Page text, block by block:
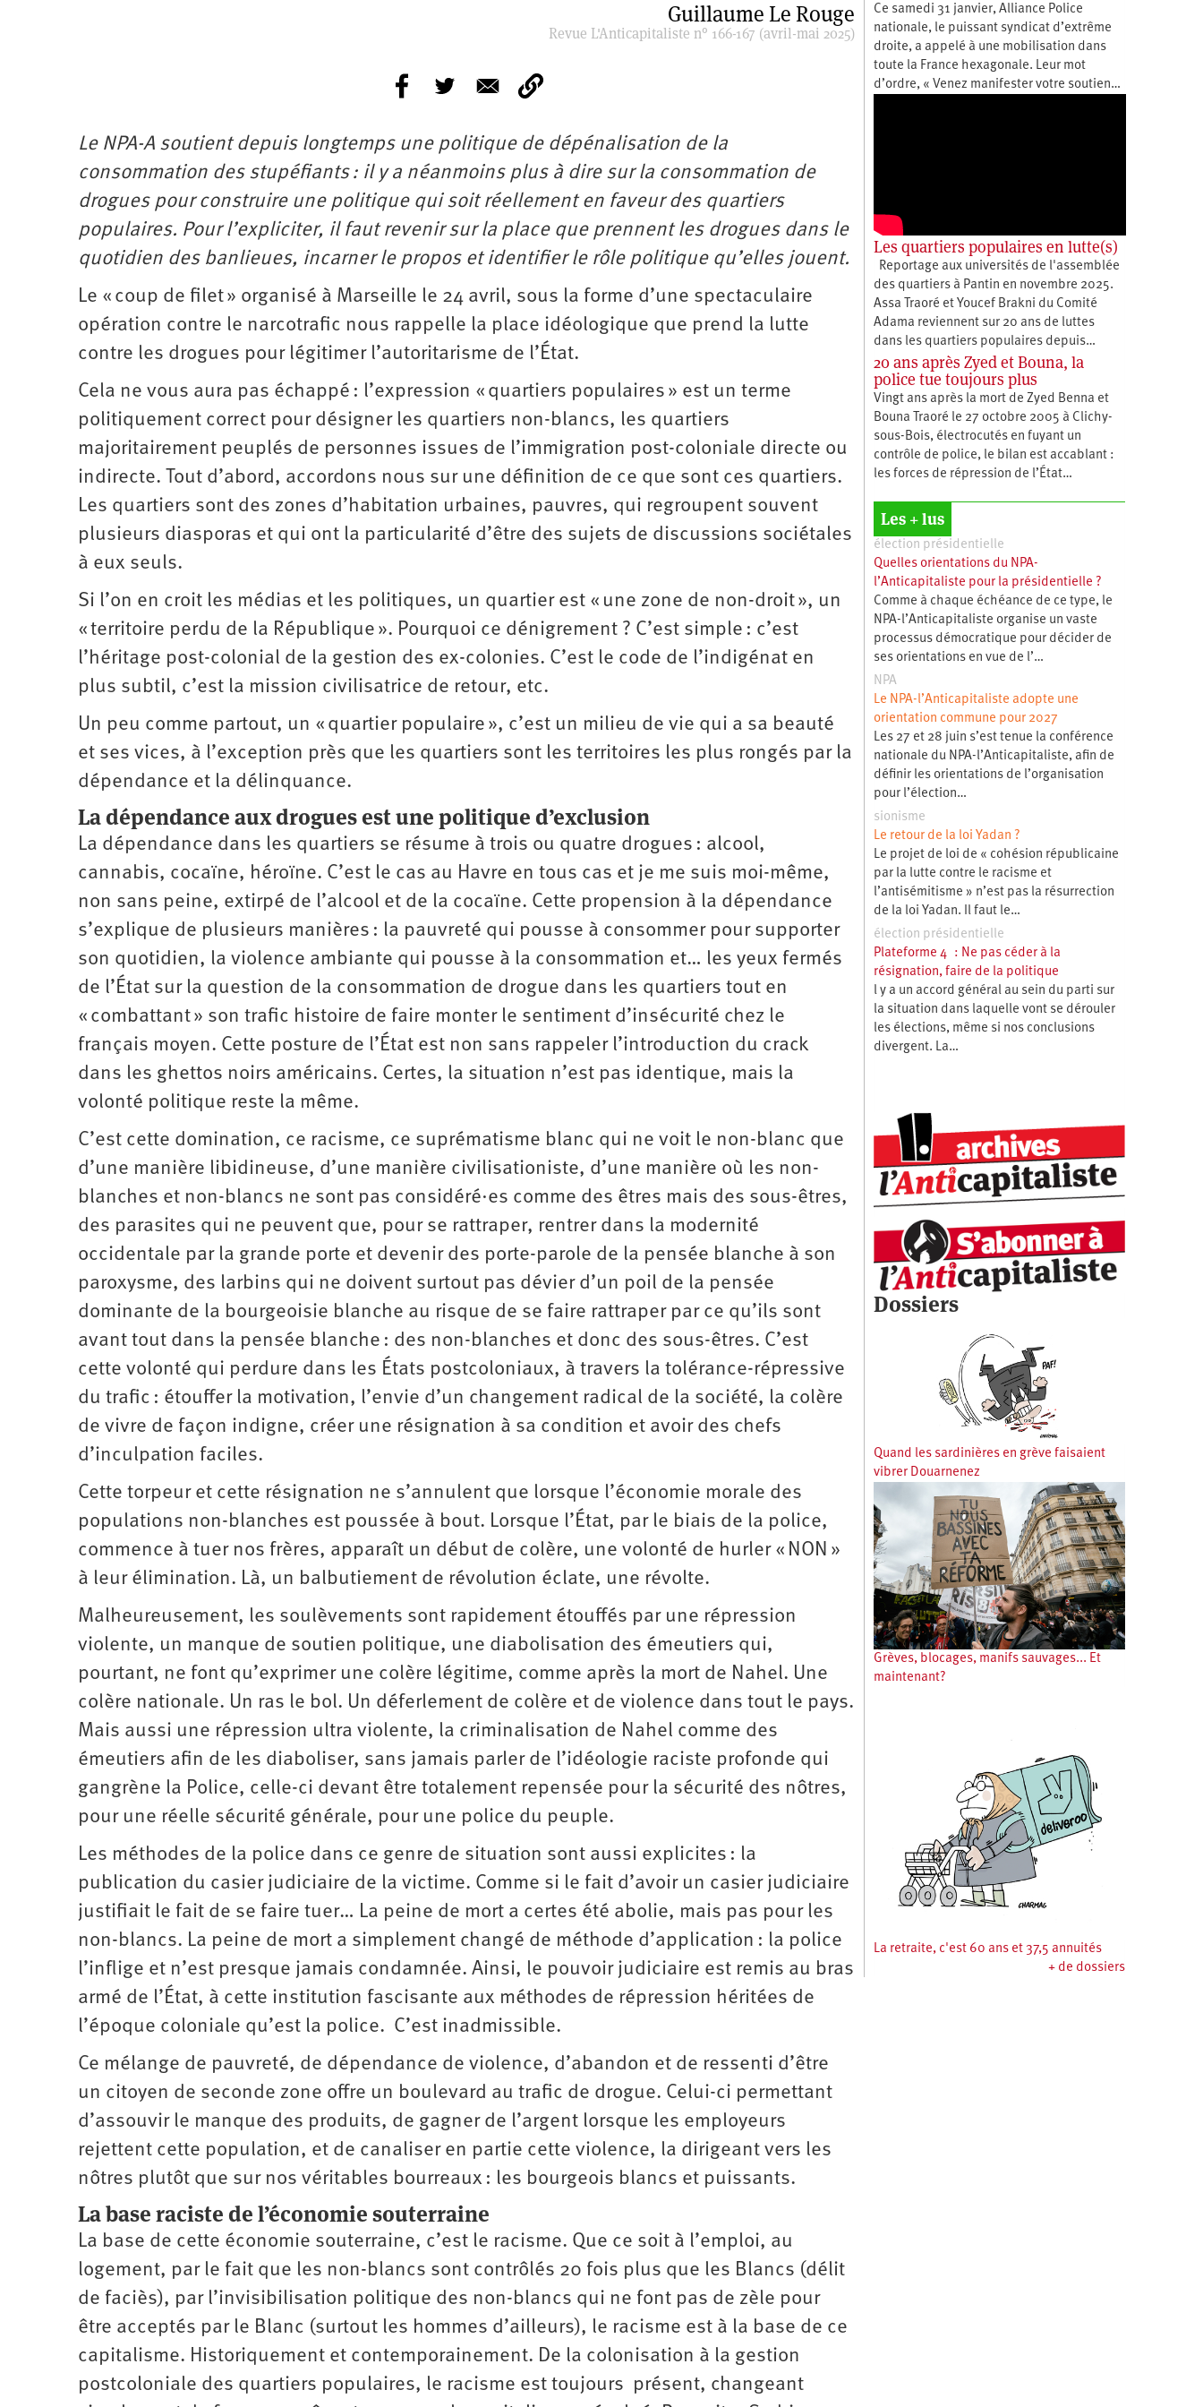
Guillaume Le Rouge
Revue L'Anticapitaliste n° 166-167 (avril-mai 2025)
Le NPA-A soutient depuis longtemps une politique de dépénalisation de la
consommation des stupéfiants : il y a néanmoins plus à dire sur la consommation de
drogues pour construire une politique qui soit réellement en faveur des quartiers
populaires. Pour l’expliciter, il faut revenir sur la place que prennent les drogues dans le
quotidien des banlieues, incarner le propos et identifier le rôle politique qu’elles jouent.
Le « coup de filet » organisé à Marseille le 24 avril, sous la forme d’une spectaculaire
opération contre le narcotrafic nous rappelle la place idéologique que prend la lutte
contre les drogues pour légitimer l’autoritarisme de l’État.
Cela ne vous aura pas échappé : l’expression « quartiers populaires » est un terme
politiquement correct pour désigner les quartiers non-blancs, les quartiers
majoritairement peuplés de personnes issues de l’immigration post-coloniale directe ou
indirecte. Tout d’abord, accordons nous sur une définition de ce que sont ces quartiers.
Les quartiers sont des zones d’habitation urbaines, pauvres, qui regroupent souvent
plusieurs diasporas et qui ont la particularité d’être des sujets de discussions sociétales
à eux seuls.
Si l’on en croit les médias et les politiques, un quartier est « une zone de non-droit », un
« territoire perdu de la République ». Pourquoi ce dénigrement ? C’est simple : c’est
l’héritage post-colonial de la gestion des ex-colonies. C’est le code de l’indigénat en
plus subtil, c’est la mission civilisatrice de retour, etc.
Un peu comme partout, un « quartier populaire », c’est un milieu de vie qui a sa beauté
et ses vices, à l’exception près que les quartiers sont les territoires les plus rongés par la
dépendance et la délinquance.
La dépendance aux drogues est une politique d’exclusion
La dépendance dans les quartiers se résume à trois ou quatre drogues : alcool,
cannabis, cocaïne, héroïne. C’est le cas au Havre en tous cas et je me suis moi-même,
non sans peine, extirpé de l’alcool et de la cocaïne. Cette propension à la dépendance
s’explique de plusieurs manières : la pauvreté qui pousse à consommer pour supporter
son quotidien, la violence ambiante qui pousse à la consommation et… les yeux fermés
de l’État sur la question de la consommation de drogue dans les quartiers tout en
« combattant » son trafic histoire de faire monter le sentiment d’insécurité chez le
français moyen. Cette posture de l’État est non sans rappeler l’introduction du crack
dans les ghettos noirs américains. Certes, la situation n’est pas identique, mais la
volonté politique reste la même.
C’est cette domination, ce racisme, ce suprématisme blanc qui ne voit le non-blanc que
d’une manière libidineuse, d’une manière civilisationiste, d’une manière où les non-
blanches et non-blancs ne sont pas considéré·es comme des êtres mais des sous-êtres,
des parasites qui ne peuvent que, pour se rattraper, rentrer dans la modernité
occidentale par la grande porte et devenir des porte-parole de la pensée blanche à son
paroxysme, des larbins qui ne doivent surtout pas dévier d’un poil de la pensée
dominante de la bourgeoisie blanche au risque de se faire rattraper par ce qu’ils sont
avant tout dans la pensée blanche : des non-blanches et donc des sous-êtres. C’est
cette volonté qui perdure dans les États postcoloniaux, à travers la tolérance-répressive
du trafic : étouffer la motivation, l’envie d’un changement radical de la société, la colère
de vivre de façon indigne, créer une résignation à sa condition et avoir des chefs
d’inculpation faciles.
Cette torpeur et cette résignation ne s’annulent que lorsque l’économie morale des
populations non-blanches est poussée à bout. Lorsque l’État, par le biais de la police,
commence à tuer nos frères, apparaît un début de colère, une volonté de hurler « NON »
à leur élimination. Là, un balbutiement de révolution éclate, une révolte.
Malheureusement, les soulèvements sont rapidement étouffés par une répression
violente, un manque de soutien politique, une diabolisation des émeutiers qui,
pourtant, ne font qu’exprimer une colère légitime, comme après la mort de Nahel. Une
colère nationale. Un ras le bol. Un déferlement de colère et de violence dans tout le pays.
Mais aussi une répression ultra violente, la criminalisation de Nahel comme des
émeutiers afin de les diaboliser, sans jamais parler de l’idéologie raciste profonde qui
gangrène la Police, celle-ci devant être totalement repensée pour la sécurité des nôtres,
pour une réelle sécurité générale, pour une police du peuple.
Les méthodes de la police dans ce genre de situation sont aussi explicites : la
publication du casier judiciaire de la victime. Comme si le fait d’avoir un casier judiciaire
justifiait le fait de se faire tuer… La peine de mort a certes été abolie, mais pas pour les
non-blancs. La peine de mort a simplement changé de méthode d’application : la police
l’inflige et n’est presque jamais condamnée. Ainsi, le pouvoir judiciaire est remis au bras
armé de l’État, à cette institution fascisante aux méthodes de répression héritées de
l’époque coloniale qu’est la police. C’est inadmissible.
Ce mélange de pauvreté, de dépendance de violence, d’abandon et de ressenti d’être
un citoyen de seconde zone offre un boulevard au trafic de drogue. Celui-ci permettant
d’assouvir le manque des produits, de gagner de l’argent lorsque les employeurs
rejettent cette population, et de canaliser en partie cette violence, la dirigeant vers les
nôtres plutôt que sur nos véritables bourreaux : les bourgeois blancs et puissants.
La base raciste de l’économie souterraine
La base de cette économie souterraine, c’est le racisme. Que ce soit à l’emploi, au
logement, par le fait que les non-blancs sont contrôlés 20 fois plus que les Blancs (délit
de faciès), par l’invisibilisation politique des non-blancs qui ne font pas de zèle pour
être acceptés par le Blanc (surtout les hommes d’ailleurs), le racisme est à la base de ce
capitalisme. Historiquement et contemporainement. De la colonisation à la gestion
postcoloniale des quartiers populaires, le racisme est toujours présent, changeant
Ce samedi 31 janvier, Alliance Police
nationale, le puissant syndicat d’extrême
droite, a appelé à une mobilisation dans
toute la France hexagonale. Leur mot
d’ordre, « Venez manifester votre soutien…
Les quartiers populaires en lutte(s)
Reportage aux universités de l'assemblée
des quartiers à Pantin en novembre 2025.
Assa Traoré et Youcef Brakni du Comité
Adama reviennent sur 20 ans de luttes
dans les quartiers populaires depuis…
20 ans après Zyed et Bouna, la
police tue toujours plus
Vingt ans après la mort de Zyed Benna et
Bouna Traoré le 27 octobre 2005 à Clichy-
sous-Bois, électrocutés en fuyant un
contrôle de police, le bilan est accablant :
les forces de répression de l’État…
Les + lus
élection présidentielle
Quelles orientations du NPA-
l’Anticapitaliste pour la présidentielle ?
Comme à chaque échéance de ce type, le
NPA-l’Anticapitaliste organise un vaste
processus démocratique pour décider de
ses orientations en vue de l’…
NPA
Le NPA-l’Anticapitaliste adopte une
orientation commune pour 2027
Les 27 et 28 juin s’est tenue la conférence
nationale du NPA-l’Anticapitaliste, afin de
définir les orientations de l’organisation
pour l’élection…
sionisme
Le retour de la loi Yadan ?
Le projet de loi de « cohésion républicaine
par la lutte contre le racisme et
l’antisémitisme » n’est pas la résurrection
de la loi Yadan. Il faut le…
élection présidentielle
Plateforme 4 : Ne pas céder à la
résignation, faire de la politique
l y a un accord général au sein du parti sur
la situation dans laquelle vont se dérouler
les élections, même si nos conclusions
divergent. La…
Dossiers
Quand les sardinières en grève faisaient
vibrer Douarnenez
Grèves, blocages, manifs sauvages... Et
maintenant?
La retraite, c'est 60 ans et 37,5 annuités
+ de dossiers